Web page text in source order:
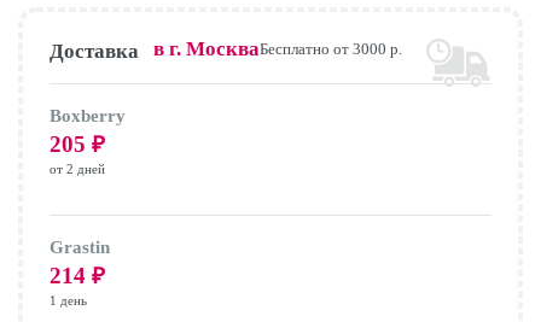
Доставка в г. МоскваБесплатно от 3000 р.
Boxberry
205 ₽
от 2 дней
Grastin
214 ₽
1 день